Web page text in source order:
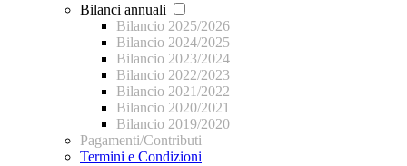
Bilanci annuali
Bilancio 2025/2026
Bilancio 2024/2025
Bilancio 2023/2024
Bilancio 2022/2023
Bilancio 2021/2022
Bilancio 2020/2021
Bilancio 2019/2020
Pagamenti/Contributi
Termini e Condizioni